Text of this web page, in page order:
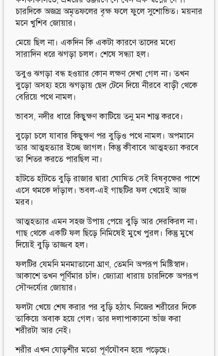
চারদিকে অজস্র অমৃতফলের বৃক্ষ ফলে ফুলে সুশোভিত। ময়নার
মনে খুশিব জোয়ার।
মেয়ে ছিল না। একদিন কি একটা কারণে তাদের মধ্যে
সারাদিন ধরে ঝগড়া চলল। শেষে সন্ধ্যা হল।
তবুও ঝগড়া বন্ধ হওয়ার কোন লক্ষণ দেখা গেল না। তখন
বুড়ো অসহ্য হয়ে ঝগড়ায় ছেদ টেনে দিয়ে নীরবে বাড়ী থেকে
বেরিয়ে পথে নামল।
ভাবস, নদীর ধারে কিছুক্ষণ কাটিয়ে তনু মন শান্ত করবে।
বুড়ো চলে যাবার কিছুক্ষণ পর বুড়িও পথে নামল। অপমানে
তার আত্মহত্যার ইচ্ছে জাগল। কিন্তু কীবাবে আত্মহত্যা করবে
তা শিতর করতে পারছিল না।
হাঁটতে হাঁটতে বুড়ি রাজার দ্বারা ঘোষিত সেই বিষবৃক্ষের পাশে
এসে থমকে দাঁড়াল। ভবল-এই গাছটির ফল খেয়েই আজ
মরব।
আত্মহত্যার এমন সহজ উপায় পেয়ে বুড়ি আর দেরকিরল না।
গাছ থেকে একটি ফল ছিড়ে নিমিষেই মুখে পুরল। কিন্তু মুখে
দিয়েই বুড়ি তাজ্জব হল।
ফলটির যেমনি মনমাতানো ঘ্রাণ, তেমনি অপরূপ মিষ্টিস্বাদ।
আকাশে তখন পূর্ণিমার চাঁদ। জ্যোত্রা ধারায় চারদিকে অপরূপ
সৌন্দর্য্যের জোয়ার।
ফলটা খেয়ে শেষ করার পর বুড়ি হঠাৎ নিজের শরীরের দিকে
তাকিয়ে অবাক হয়ে গেল। তার দলাপাকানো ভাঁজ করা
শরীরটা আর নেই।
শরীর এখন যোড়শীর মতো পূর্ণযৌবন হয়ে পড়েছে।